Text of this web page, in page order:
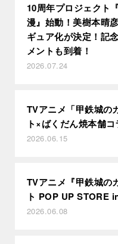
10周年プロジェクト
漫』始動！美樹本晴
ギュア化が決定！記
メントも到着！
2026.07.24
TVアニメ「甲鉄城の
ト×ばくだん焼本舗コ
2026.06.15
TVアニメ『甲鉄城の
ト POP UP STORE
2026.06.08